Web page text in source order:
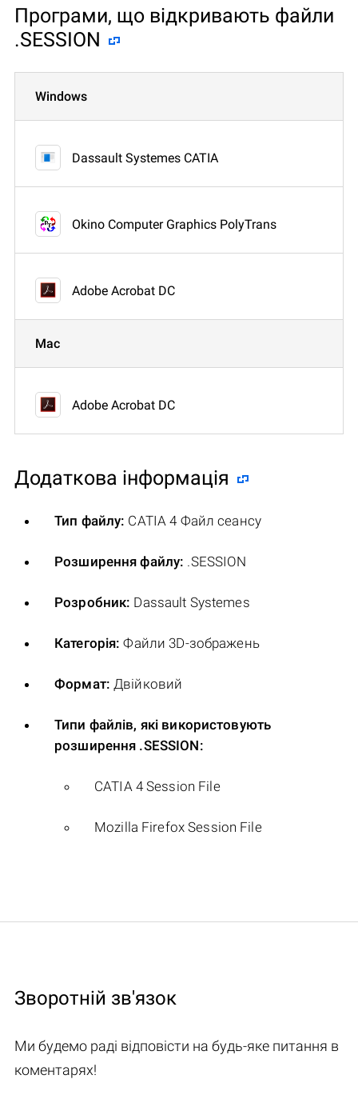
Програми, що відкривають файли
.SESSION
Windows
Dassault Systemes CATIA
Okino Computer Graphics PolyTrans
Adobe Acrobat DC
Mac
Adobe Acrobat DC
Додаткова інформація
Тип файлу: CATIA 4 Файл сеансу
Розширення файлу: .SESSION
Розробник: Dassault Systemes
Категорія: Файли 3D-зображень
Формат: Двійковий
Типи файлів, які використовують
розширення .SESSION:
CATIA 4 Session File
Mozilla Firefox Session File
Зворотній зв'язок
Ми будемо раді відповісти на будь-яке питання в
коментарях!